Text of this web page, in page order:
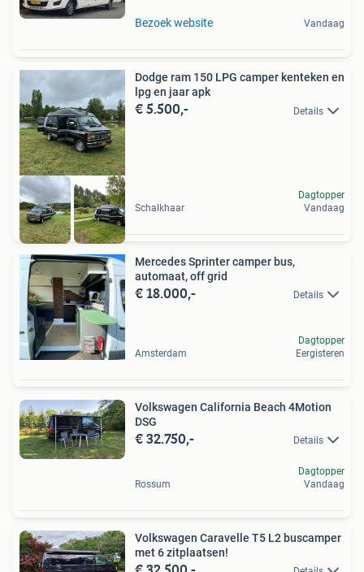
Bezoek website Vandaag
Dodge ram 150 LPG camper kenteken en
lpg en jaar apk
€ 5.500,- Details
Schalkhaar
Dagtopper
Vandaag
Mercedes Sprinter camper bus,
automaat, off grid
€ 18.000,- Details
Amsterdam
Dagtopper
Eergisteren
Volkswagen California Beach 4Motion
DSG
€ 32.750,- Details
Rossum
Dagtopper
Vandaag
Volkswagen Caravelle T5 L2 buscamper
met 6 zitplaatsen!